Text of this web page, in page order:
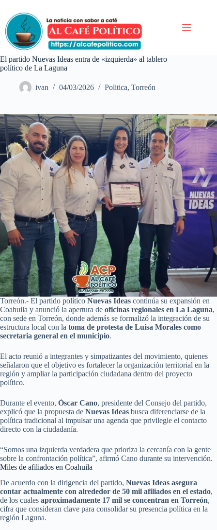
contenido
El partido Nuevas Ideas entra de «izquierda» al tablero
político de La Laguna
ivan 04/03/2026 Politica, Torreón
Torreón.- El partido político Nuevas Ideas continúa su expansión en
Coahuila y anunció la apertura de oficinas regionales en La Laguna,
con sede en Torreón, donde además se formalizó la integración de su
estructura local con la toma de protesta de Luisa Morales como
secretaria general en el municipio.
El acto reunió a integrantes y simpatizantes del movimiento, quienes
señalaron que el objetivo es fortalecer la organización territorial en la
región y ampliar la participación ciudadana dentro del proyecto
político.
Durante el evento, Óscar Cano, presidente del Consejo del partido,
explicó que la propuesta de Nuevas Ideas busca diferenciarse de la
política tradicional al impulsar una agenda que privilegie el contacto
directo con la ciudadanía.
“Somos una izquierda verdadera que prioriza la cercanía con la gente
sobre la confrontación política”, afirmó Cano durante su intervención.
Miles de afiliados en Coahuila
De acuerdo con la dirigencia del partido, Nuevas Ideas asegura
contar actualmente con alrededor de 50 mil afiliados en el estado,
de los cuales aproximadamente 17 mil se concentran en Torreón,
cifra que consideran clave para consolidar su presencia política en la
región Laguna.